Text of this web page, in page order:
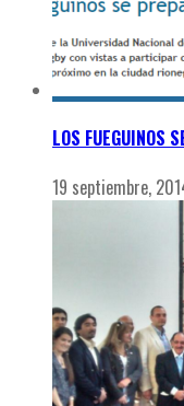
LOS FUEGUINOS
19 septiembre,